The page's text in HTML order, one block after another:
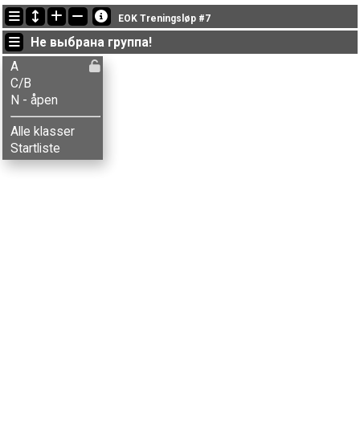
Последние обновления
18:49:45: Marianne Sveen (A) финишировал с результатом 32:36 (7)
18:44:05: Vebjørn Storaas (C/B) финишировал с результатом 35:20 (8)
18:40:11: Elias S-Danielsen (A) финишировал с результатом 19:55 (1)
EOK Treningsløp #7
Не выбрана группа!
A
C/B
N - åpen
Alle klasser
Startliste